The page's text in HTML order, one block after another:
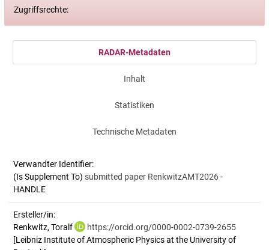
Zugriffsrechte:
RADAR-Metadaten
Inhalt
Statistiken
Technische Metadaten
Verwandter Identifier:
(Is Supplement To) submitted paper RenkwitzAMT2026-
HANDLE
Ersteller/in:
Renkwitz, Toralf
https://orcid.org/0000-0002-0739-2655
[Leibniz Institute of Atmospheric Physics at the University of